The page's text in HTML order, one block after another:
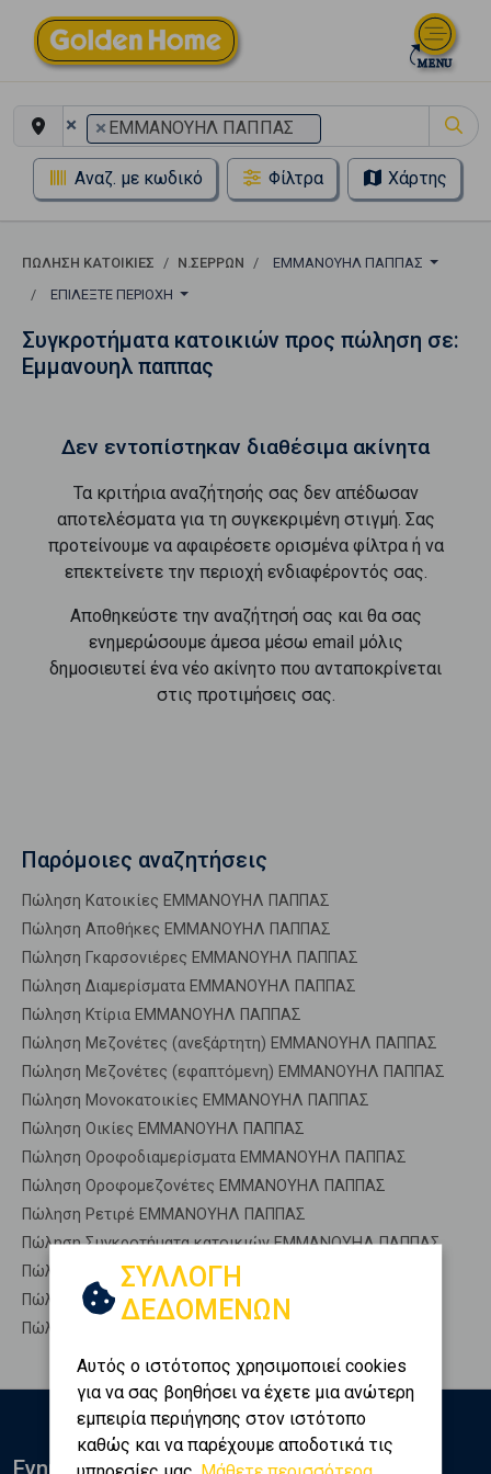
× × ΕΜΜΑΝΟΥΗΛ ΠΑΠΠΑΣ
Αναζ. με κωδικό Φίλτρα Χάρτης
ΠΏΛΗΣΗ ΚΑΤΟΙΚΊΕΣ Ν.ΣΕΡΡΩΝ
ΕΜΜΑΝΟΥΗΛ ΠΑΠΠΑΣ
ΕΠΙΛΈΞΤΕ ΠΕΡΙΟΧΉ
Συγκροτήματα κατοικιών προς πώληση σε:
Εμμανουηλ παππας
Δεν εντοπίστηκαν διαθέσιμα ακίνητα
Τα κριτήρια αναζήτησής σας δεν απέδωσαν
αποτελέσματα για τη συγκεκριμένη στιγμή. Σας
προτείνουμε να αφαιρέσετε ορισμένα φίλτρα ή να
επεκτείνετε την περιοχή ενδιαφέροντός σας.
Αποθηκεύστε την αναζήτησή σας και θα σας
ενημερώσουμε άμεσα μέσω email μόλις
δημοσιευτεί ένα νέο ακίνητο που ανταποκρίνεται
στις προτιμήσεις σας.
Παρόμοιες αναζητήσεις
Πώληση Κατοικίες ΕΜΜΑΝΟΥΗΛ ΠΑΠΠΑΣ
Πώληση Αποθήκες ΕΜΜΑΝΟΥΗΛ ΠΑΠΠΑΣ
Πώληση Γκαρσονιέρες ΕΜΜΑΝΟΥΗΛ ΠΑΠΠΑΣ
Πώληση Διαμερίσματα ΕΜΜΑΝΟΥΗΛ ΠΑΠΠΑΣ
Πώληση Κτίρια ΕΜΜΑΝΟΥΗΛ ΠΑΠΠΑΣ
Πώληση Μεζονέτες (ανεξάρτητη) ΕΜΜΑΝΟΥΗΛ ΠΑΠΠΑΣ
Πώληση Μεζονέτες (εφαπτόμενη) ΕΜΜΑΝΟΥΗΛ ΠΑΠΠΑΣ
Πώληση Μονοκατοικίες ΕΜΜΑΝΟΥΗΛ ΠΑΠΠΑΣ
Πώληση Οικίες ΕΜΜΑΝΟΥΗΛ ΠΑΠΠΑΣ
Πώληση Οροφοδιαμερίσματα ΕΜΜΑΝΟΥΗΛ ΠΑΠΠΑΣ
Πώληση Οροφομεζονέτες ΕΜΜΑΝΟΥΗΛ ΠΑΠΠΑΣ
Πώληση Ρετιρέ ΕΜΜΑΝΟΥΗΛ ΠΑΠΠΑΣ
Πώληση Συγκροτήματα κατοικιών ΕΜΜΑΝΟΥΗΛ ΠΑΠΠΑΣ
Πώληση Υπόγεια ΕΜΜΑΝΟΥΗΛ ΠΑΠΠΑΣ
Πώληση Υπόσκαφα ΕΜΜΑΝΟΥΗΛ ΠΑΠΠΑΣ
Πώληση Υπολ. υψουν ΕΜΜΑΝΟΥΗΛ ΠΑΠΠΑΣ
ΣΥΛΛΟΓΗ
ΔΕΔΟΜΕΝΩΝ
Αυτός ο ιστότοπος χρησιμοποιεί cookies
για να σας βοηθήσει να έχετε μια ανώτερη
εμπειρία περιήγησης στον ιστότοπο
καθώς και να παρέχουμε αποδοτικά τις
Ενημερωθείτε